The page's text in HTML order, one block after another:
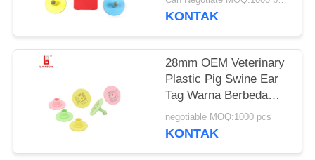
KONTAK
28mm OEM Veterinary
Plastic Pig Swine Ear
Tag Warna Berbeda
Untuk Pertanian
negotiable MOQ:1000 pcs
KONTAK